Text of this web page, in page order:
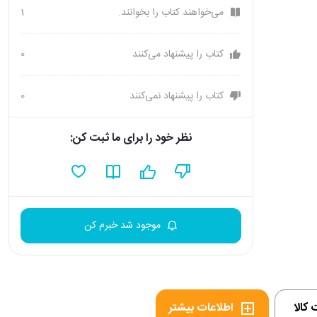
می‌خواهند کتاب را بخوانند. 1
کتاب را پیشنهاد می‌کنند 0
کتاب را پیشنهاد نمی‌کنند 0
نظر خود را برای ما ثبت کن:
موجود شد خبرم کن
کالا اطلاعات بیشتر